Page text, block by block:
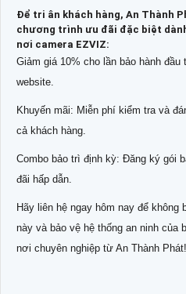
Để tri ân khách hàng, An Thành
chương trình ưu đãi đặc biệt
nơi camera EZVIZ:
Giảm giá 10% cho lần bảo hành
website.
Khuyến mãi: Miễn phí kiểm tra và
cả khách hàng.
Combo bảo trì định kỳ: Đăng ký gói
đãi hấp dẫn.
Hãy liên hệ ngay hôm nay để
này và bảo vệ hệ thống an ninh của
nơi chuyên nghiệp từ An Thành Phát!